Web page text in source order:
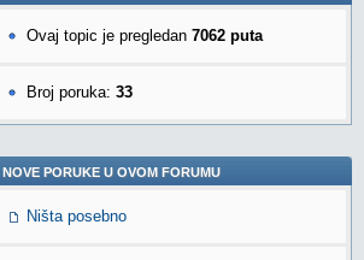
Ovaj topic je pregledan 7062 puta
Broj poruka: 33
NOVE PORUKE U OVOM FORUMU
Ništa posebno